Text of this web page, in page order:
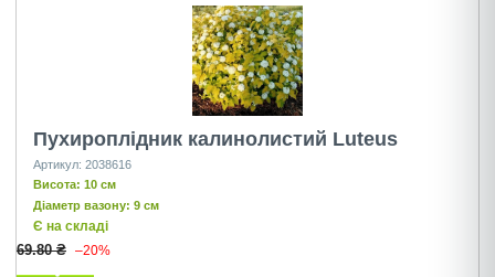
Пухироплiдник калинолистий Luteus
Артикул: 2038616
Висота: 10 см
Діаметр вазону: 9 см
Є на складі
69.80 ₴ –20%